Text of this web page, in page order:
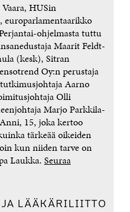
HUSin
europarlamentaarikko
ohjelmasta tuttu
Maarit Feldt-
(kesk), Sitran
Oy:n perustaja
Aarno
Olli
Marjo Parkkila-
15, joka kertoo
tärkeää oikeiden
kun niiden tarve on
Laukka. Seuraa
JA LÄÄKÄRILIITTO